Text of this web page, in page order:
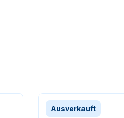
Ausverkauft